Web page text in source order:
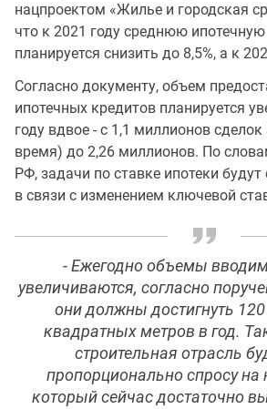
нацпроектом «Жилье и городская
что к 2021 году среднюю ипотечную
планируется снизить до 8,5%, а к
Согласно документу, объем
ипотечных кредитов планируется
году вдвое - с 1,1 миллионов
время) до 2,26 миллионов. По
РФ, задачи по ставке ипотеки
в связи с изменением ключевой
- Ежегодно объемы
увеличиваются, согласно
они должны достигнуть
квадратных метров в год.
строительная отрасль
пропорционально спросу на
который сейчас достаточно